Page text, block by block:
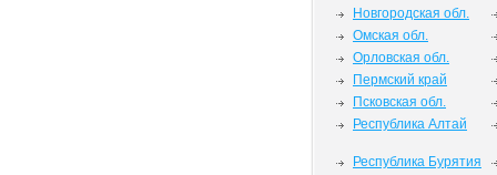
Новгородская обл.
Омская обл.
Орловская обл.
Пермский край
Псковская обл.
Республика Алтай
Республика Бурятия